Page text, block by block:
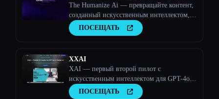
The Humanize Ai — превращайте контент,
созданный искусственным интеллектом, в
текст, написанный людьми
ПОСЕЩАТЬ
XXAI
XAI — первый второй пилот с
искусственным интеллектом для GPT-4o и
Claude 3.5
ПОСЕЩАТЬ